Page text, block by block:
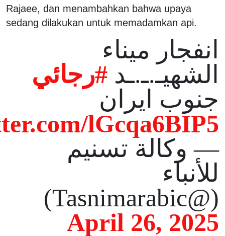
Rajaee, dan menambahkan bahwa upaya
sedang dilakukan untuk memadamkan api.
انفجار ميناء
الشهيـ.ـ.ـد #رجائي
جنوب ايران
lGcqa6BIP5
— وكالة تسنيم
للأنباء
(@Tasnimarabic)
April 26, 2025